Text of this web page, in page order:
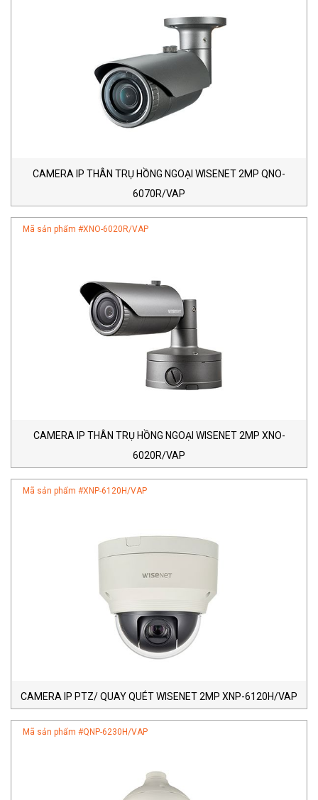
CAMERA IP THÂN TRỤ HỒNG NGOẠI WISENET 2MP QNO-
6070R/VAP
Mã sản phẩm #XNO-6020R/VAP
CAMERA IP THÂN TRỤ HỒNG NGOẠI WISENET 2MP XNO-
6020R/VAP
Mã sản phẩm #XNP-6120H/VAP
CAMERA IP PTZ/ QUAY QUÉT WISENET 2MP XNP-6120H/VAP
Mã sản phẩm #QNP-6230H/VAP